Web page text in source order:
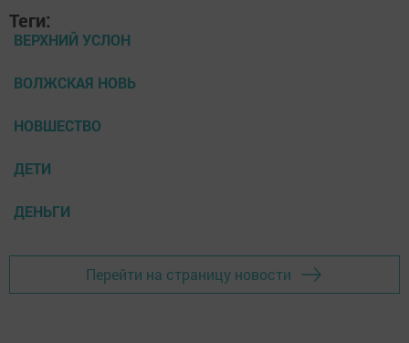
Теги:
ВЕРХНИЙ УСЛОН
ВОЛЖСКАЯ НОВЬ
НОВШЕСТВО
ДЕТИ
ДЕНЬГИ
Перейти на страницу новости